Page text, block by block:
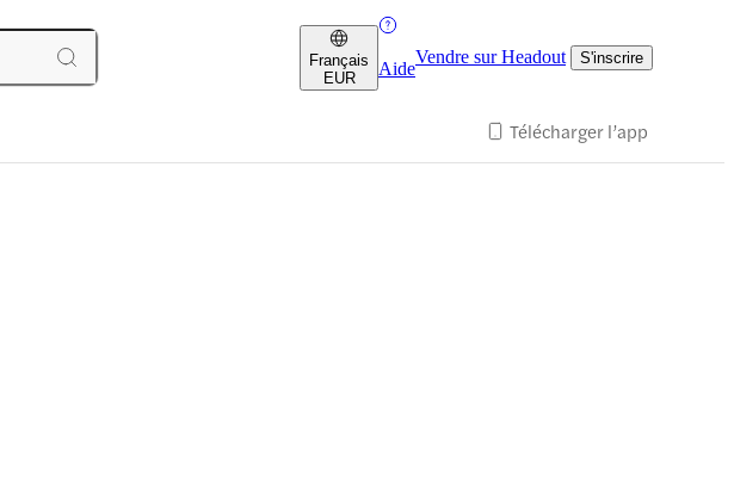
Français
EUR
Aide
Vendre sur Headout S'inscrire
Télécharger l’app